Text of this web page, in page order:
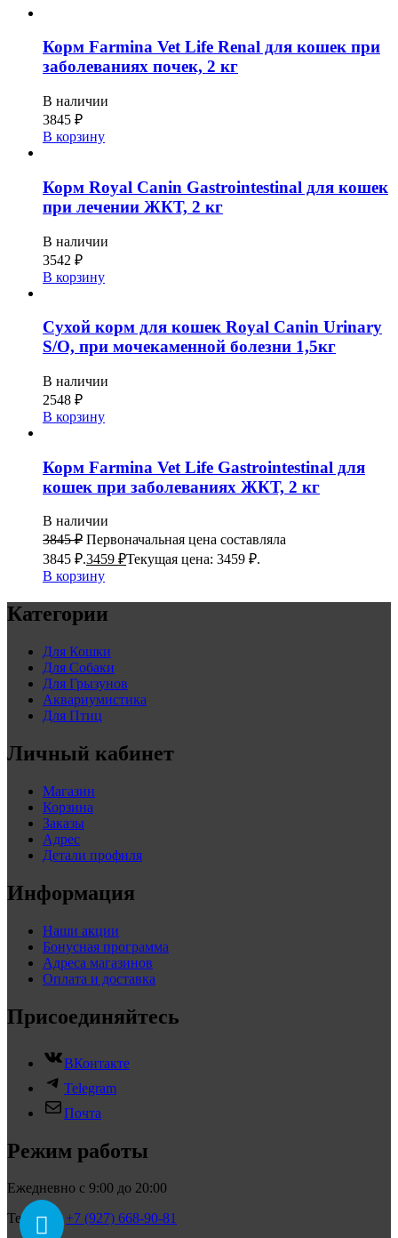
Корм Farmina Vet Life Renal для кошек при
заболеваниях почек, 2 кг
В наличии
3845 ₽
В корзину
Корм Royal Canin Gastrointestinal для кошек
при лечении ЖКТ, 2 кг
В наличии
3542 ₽
В корзину
Сухой корм для кошек Royal Canin Urinary
S/O, при мочекаменной болезни 1,5кг
В наличии
2548 ₽
В корзину
Корм Farmina Vet Life Gastrointestinal для
кошек при заболеваниях ЖКТ, 2 кг
В наличии
3845₽ Первоначальная цена составляла
3845 ₽.3459 ₽Текущая цена: 3459 ₽.
В корзину
Категории
Для Кошки
Для Собаки
Для Грызунов
Аквариумистика
Для Птиц
Личный кабинет
Магазин
Корзина
Заказы
Адрес
Детали профиля
Информация
Наши акции
Бонусная программа
Адреса магазинов
Оплата и доставка
Присоединяйтесь
ВКонтакте
Telegram
Почта
Режим работы
Ежедневно с 9:00 до 20:00
Телефон:+7 (927) 668-90-81